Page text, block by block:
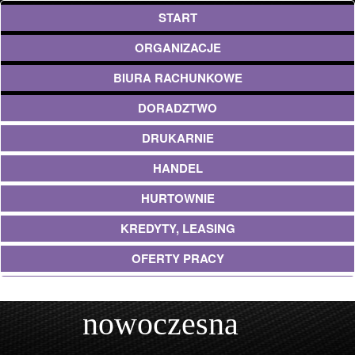
START
ORGANIZACJE
BIURA RACHUNKOWE
DORADZTWO
DRUKARNIE
HANDEL
HURTOWNIE
KREDYTY, LEASING
OFERTY PRACY
BANKI, PRZELEWY, WALUTY, KANTORY
USŁUGI BUDOWLANE
nowoczesna